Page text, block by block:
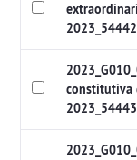
constitutiva